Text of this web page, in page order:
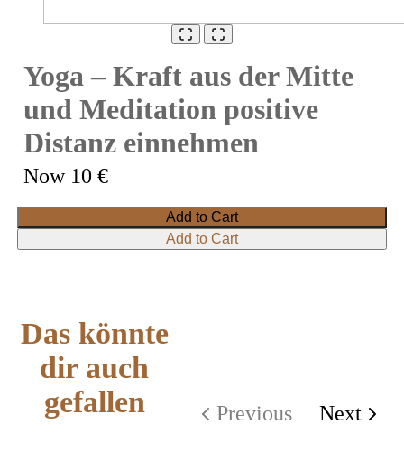
Yoga – Kraft aus der Mitte
und Meditation positive
Distanz einnehmen
Now 10 €
Add to Cart
Add to Cart
Das könnte
dir auch
gefallen
Previous Next